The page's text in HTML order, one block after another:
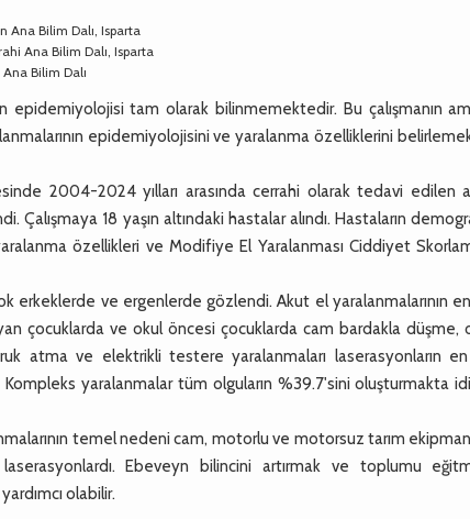
Ana Bilim Dalı, Isparta
Ana Bilim Dalı, Isparta
Bilim Dalı
epidemiyolojisi tam olarak bilinmemektedir. Bu çalışmanın
epidemiyolojisini ve yaralanma özelliklerini
2004-2024 yılları arasında cerrahi olarak tedavi edilen
18 yaşın altındaki hastalar alındı. Hastaların
özellikleri ve Modifiye El Yaralanması Ciddiyet
erkeklerde ve ergenlerde gözlendi. Akut el yaralanmalarının en
çocuklarda ve okul öncesi çocuklarda cam bardakla düşme,
atma ve elektrikli testere yaralanmaları laserasyonların en
yaralanmalar tüm olguların %39.7'sini oluşturmakta
temel nedeni cam, motorlu ve motorsuz tarım
Ebeveyn bilincini artırmak ve toplumu
olabilir.